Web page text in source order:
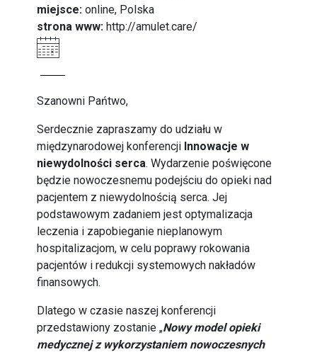
miejsce: online, Polska
strona www: http://amulet.care/
Szanowni Pańtwo,
Serdecznie zapraszamy do udziału w
międzynarodowej konferencji Innowacje w
niewydolności serca. Wydarzenie poświęcone
będzie nowoczesnemu podejściu do opieki nad
pacjentem z niewydolnością serca. Jej
podstawowym zadaniem jest optymalizacja
leczenia i zapobieganie nieplanowym
hospitalizacjom, w celu poprawy rokowania
pacjentów i redukcji systemowych nakładów
finansowych.
Dlatego w czasie naszej konferencji
przedstawiony zostanie „Nowy model opieki
medycznej z wykorzystaniem nowoczesnych